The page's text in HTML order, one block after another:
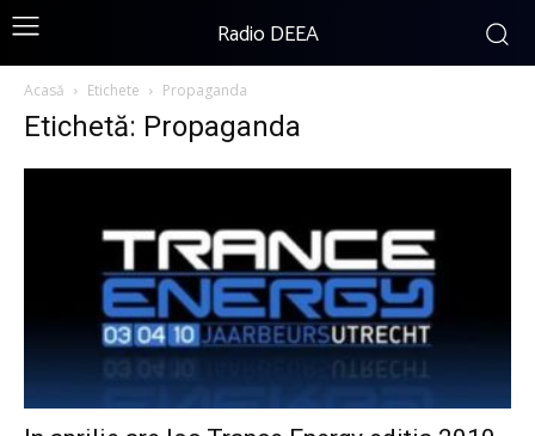
Radio DEEA
Acasă Etichete Propaganda
Etichetă: Propaganda